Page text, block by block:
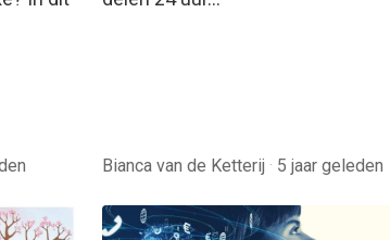
Bianca van de Ketterij · 5 jaar geleden